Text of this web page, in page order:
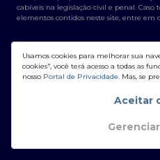
cabíveis na legislação civil e penal.
elementos contidos neste site, entre em
Usamos cookies para melhorar sua
cookies", você terá acesso a todas as
nosso Portal de Privacidade. Mas, se
Aceitar